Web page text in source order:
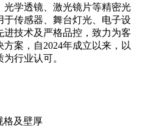
光学透镜、激光镜片等精密光
于传感器、舞台灯光、电子设
进技术及严格品控，致力为客
案，自2024年成立以来，以
行业认可。
格及壁厚